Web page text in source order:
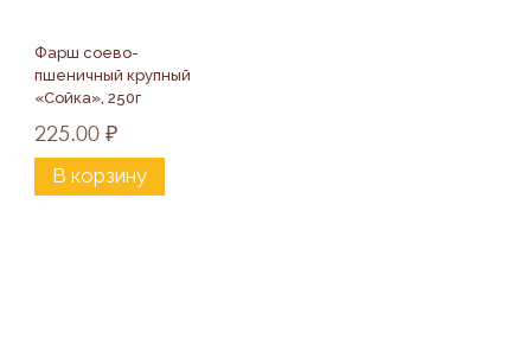
Фарш соево-
пшеничный крупный
«Сойка», 250г
225.00 ₽
В корзину